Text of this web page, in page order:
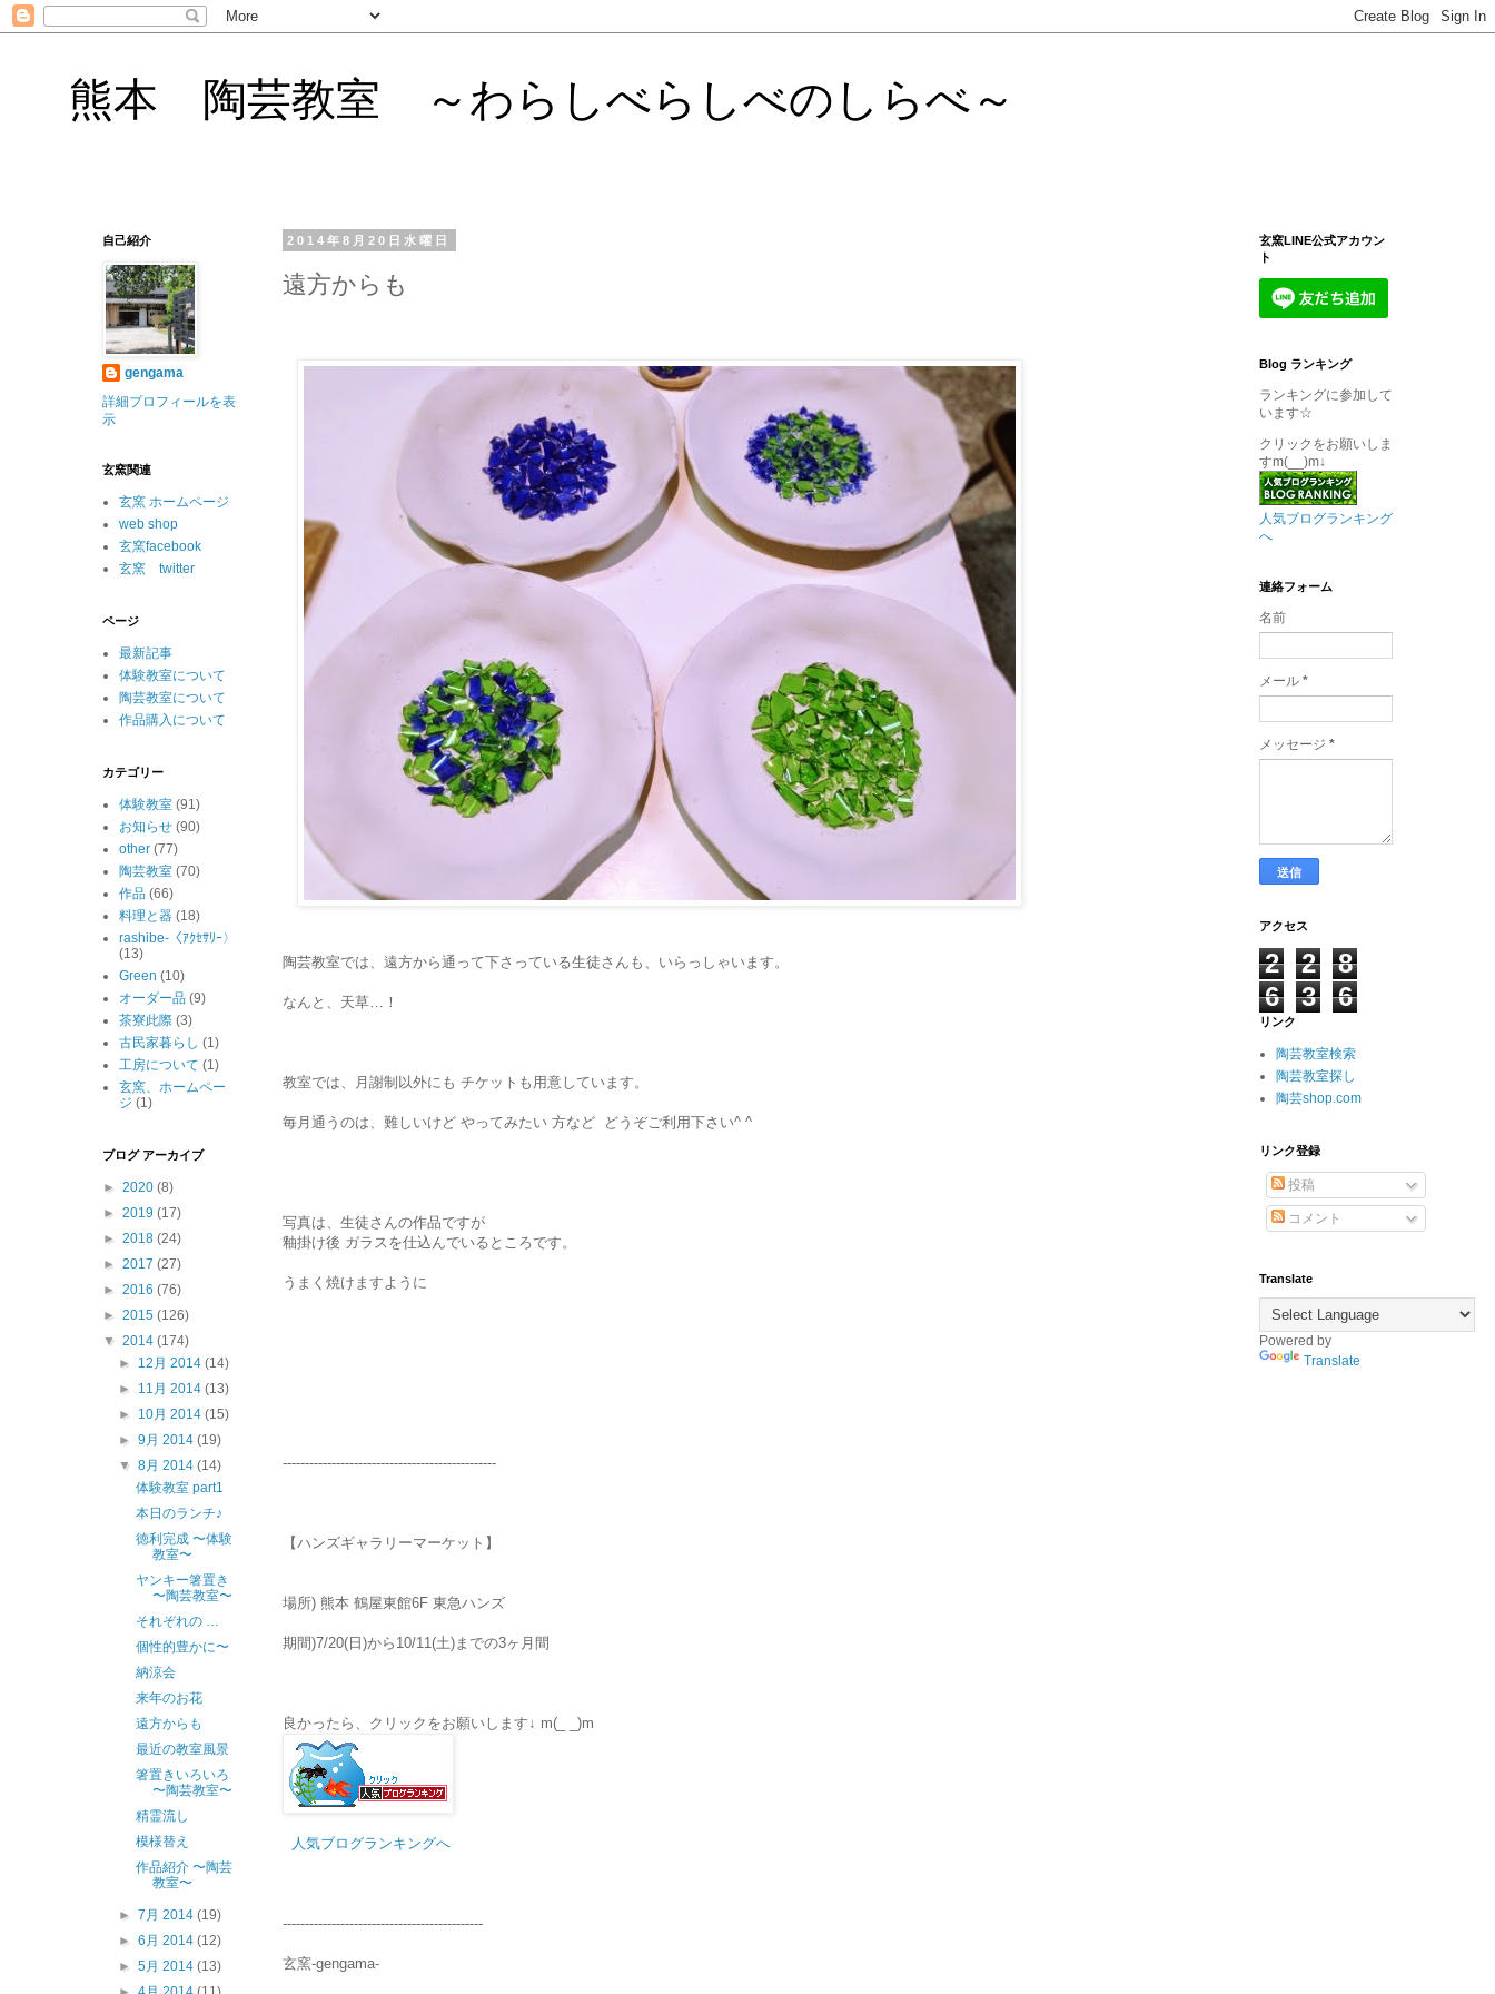
熊本 陶芸教室 ～わらしべらしべのしらべ～
2014年8月20日水曜日
遠方からも
陶芸教室では、遠方から通って下さっている生徒さんも、いらっしゃいます。
なんと、天草…！
教室では、月謝制以外にも チケットも用意しています。
毎月通うのは、難しいけど やってみたい 方など どうぞご利用下さい^ ^
写真は、生徒さんの作品ですが
釉掛け後 ガラスを仕込んでいるところです。
うまく焼けますように
------------------------------------------------
【ハンズギャラリーマーケット】
場所) 熊本 鶴屋東館6F 東急ハンズ
期間)7/20(日)から10/11(土)までの3ヶ月間
良かったら、クリックをお願いします↓ m(_ _)m
人気ブログランキングへ
---------------------------------------------
玄窯-gengama-
自己紹介
gengama
詳細プロフィールを表
示
玄窯関連
玄窯 ホームページ
web shop
玄窯facebook
玄窯 twitter
ページ
最新記事
体験教室について
陶芸教室について
作品購入について
カテゴリー
体験教室 (91)
お知らせ (90)
other (77)
陶芸教室 (70)
作品 (66)
料理と器 (18)
rashibe-〈ｱｸｾｻﾘｰ〉
(13)
Green (10)
オーダー品 (9)
茶寮此際 (3)
古民家暮らし (1)
工房について (1)
玄窯、ホームペー
ジ (1)
ブログ アーカイブ
► 2020 (8)
► 2019 (17)
► 2018 (24)
► 2017 (27)
► 2016 (76)
► 2015 (126)
▼ 2014 (174)
► 12月 2014(14)
► 11月 2014(13)
► 10月 2014(15)
►9月 2014(19)
▼8月 2014(14)
体験教室 part1
本日のランチ♪
徳利完成 〜体験
教室〜
ヤンキー箸置き
〜陶芸教室〜
それぞれの …
個性的豊かに〜
納涼会
来年のお花
遠方からも
最近の教室風景
箸置きいろいろ
〜陶芸教室〜
精霊流し
模様替え
作品紹介 〜陶芸
教室〜
►7月 2014(19)
►6月 2014(12)
►5月 2014(13)
玄窯LINE公式アカウン
ト
Blog ランキング
ランキングに参加して
います☆
クリックをお願いしま
すm(__)m↓
人気ブログランキング
へ
連絡フォーム
名前
メール *
メッセージ *
アクセス
2 2
8
6
3 6
リンク
陶芸教室検索
陶芸教室探し
陶芸shop.com
リンク登録
投稿
コメント
Translate
Powered by
Translate